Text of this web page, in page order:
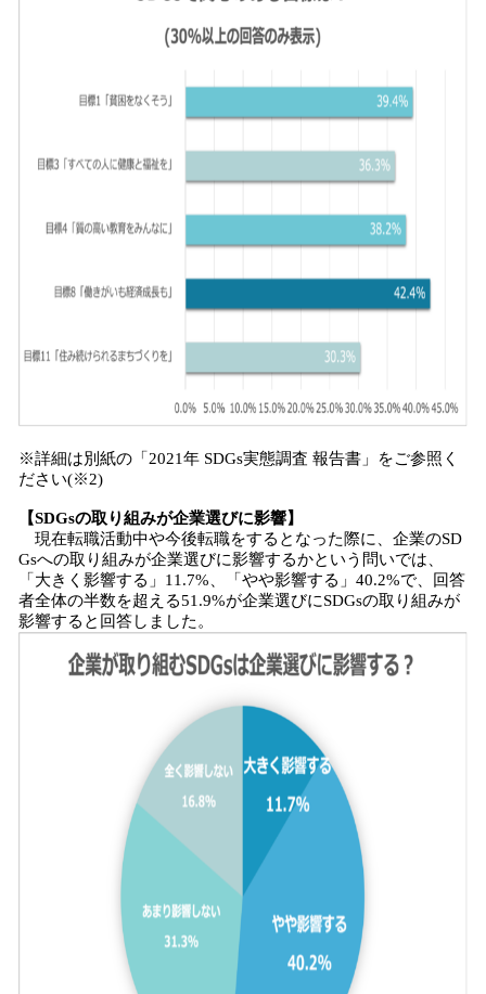
※詳細は別紙の「2021年 SDGs実態調査 報告書」をご参照く
ださい(※2)
【SDGsの取り組みが企業選びに影響】
現在転職活動中や今後転職をするとなった際に、企業のSD
Gsへの取り組みが企業選びに影響するかという問いでは、
「大きく影響する」11.7%、「やや影響する」40.2%で、回答
者全体の半数を超える51.9%が企業選びにSDGsの取り組みが
影響すると回答しました。